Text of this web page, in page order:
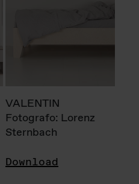
VALENTIN
Fotografo: Lorenz
Sternbach
Download